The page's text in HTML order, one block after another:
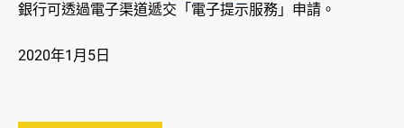
銀行可透過電子渠道遞交「電子提示服務」申請。
2020年1月5日